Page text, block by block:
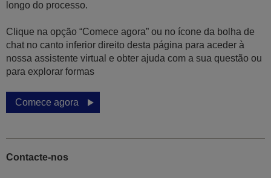
longo do processo.
Clique na opção “Comece agora” ou no ícone da bolha de
chat no canto inferior direito desta página para aceder à
nossa assistente virtual e obter ajuda com a sua questão ou
para explorar formas
Comece agora
Contacte-nos